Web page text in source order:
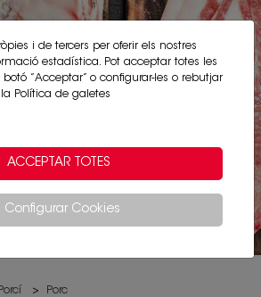
Porcí Porc
i de tercers per oferir els nostres
estadística. Pot acceptar totes les
”Acceptar” o configurar-les o rebutjar
Política de galetes
ACCEPTAR TOTES
Configurar Cookies